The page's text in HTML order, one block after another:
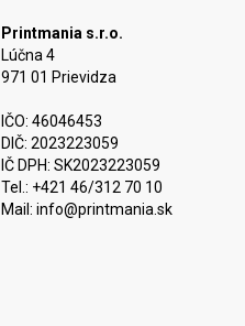
Printmania s.r.o.
Lúčna 4
971 01 Prievidza
IČO: 46046453
DIČ: 2023223059
IČ DPH: SK2023223059
Tel.: +421 46/312 70 10
Mail: info@printmania.sk